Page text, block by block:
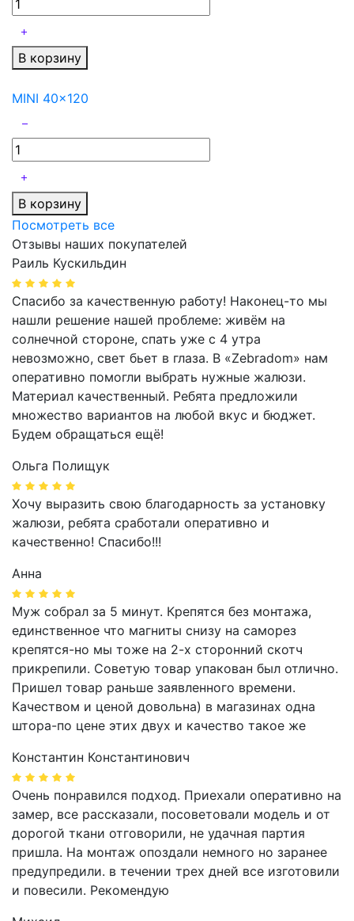
В корзину
MINI 40x120
В корзину
Посмотреть все
Отзывы наших покупателей
Раиль Кускильдин
Спасибо за качественную работу! Наконец-то мы
нашли решение нашей проблеме: живём на
солнечной стороне, спать уже с 4 утра
невозможно, свет бьет в глаза. В «Zebradom» нам
оперативно помогли выбрать нужные жалюзи.
Материал качественный. Ребята предложили
множество вариантов на любой вкус и бюджет.
Будем обращаться ещё!
Ольга Полищук
Хочу выразить свою благодарность за установку
жалюзи, ребята сработали оперативно и
качественно! Спасибо!!!
Анна
Муж собрал за 5 минут. Крепятся без монтажа,
единственное что магниты снизу на саморез
крепятся-но мы тоже на 2-х сторонний скотч
прикрепили. Советую товар упакован был отлично.
Пришел товар раньше заявленного времени.
Качеством и ценой довольна) в магазинах одна
штора-по цене этих двух и качество такое же
Константин Константинович
Очень понравился подход. Приехали оперативно на
замер, все рассказали, посоветовали модель и от
дорогой ткани отговорили, не удачная партия
пришла. На монтаж опоздали немного но заранее
предупредили. в течении трех дней все изготовили
и повесили. Рекомендую